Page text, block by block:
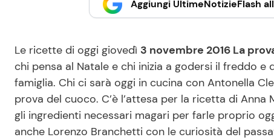
Aggiungi UltimeNotizieFlash
Le ricette di oggi giovedì 3 novembre 2016 La
chi pensa al Natale e chi inizia a godersi il freddo
famiglia. Chi ci sarà oggi in cucina con Antonella
prova del cuoco. C’è l’attesa per la ricetta di
gli ingredienti necessari magari per farle proprio
anche Lorenzo Branchetti con le curiosità del